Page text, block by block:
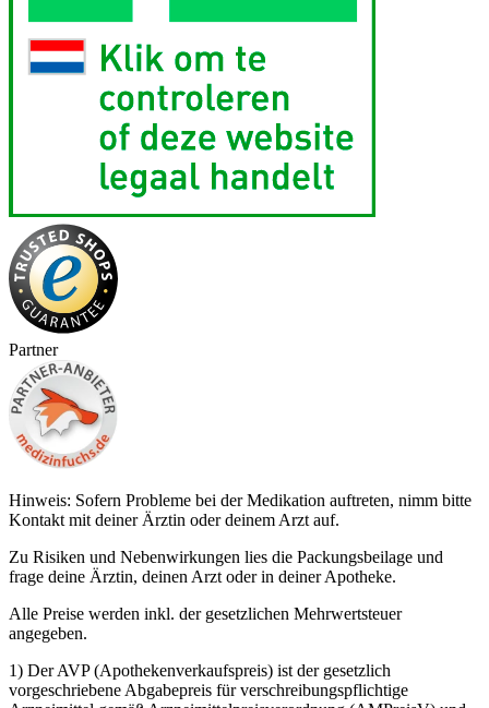
Partner
Hinweis: Sofern Probleme bei der Medikation auftreten, nimm bitte
Kontakt mit deiner Ärztin oder deinem Arzt auf.
Zu Risiken und Nebenwirkungen lies die Packungsbeilage und
frage deine Ärztin, deinen Arzt oder in deiner Apotheke.
Alle Preise werden inkl. der gesetzlichen Mehrwertsteuer
angegeben.
1) Der AVP (Apothekenverkaufspreis) ist der gesetzlich
vorgeschriebene Abgabepreis für verschreibungspflichtige